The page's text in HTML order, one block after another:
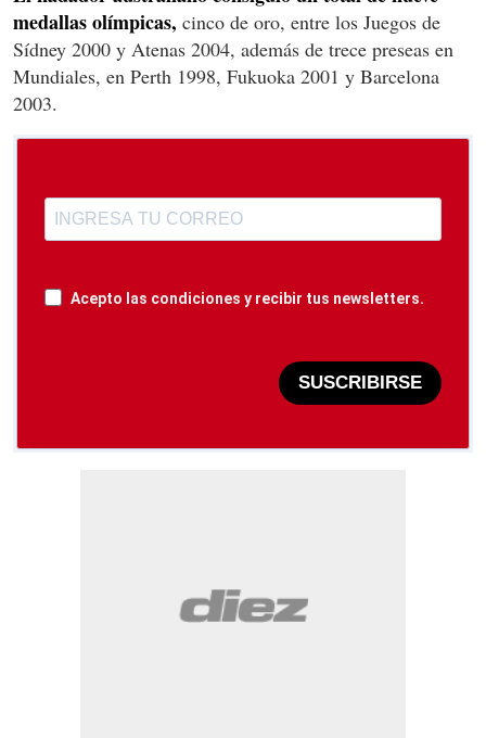
medallas olímpicas, cinco de oro, entre los Juegos de
Sídney 2000 y Atenas 2004, además de trece preseas en
Mundiales, en Perth 1998, Fukuoka 2001 y Barcelona
2003.
Acepto las condiciones y recibir tus newsletters.
SUSCRIBIRSE